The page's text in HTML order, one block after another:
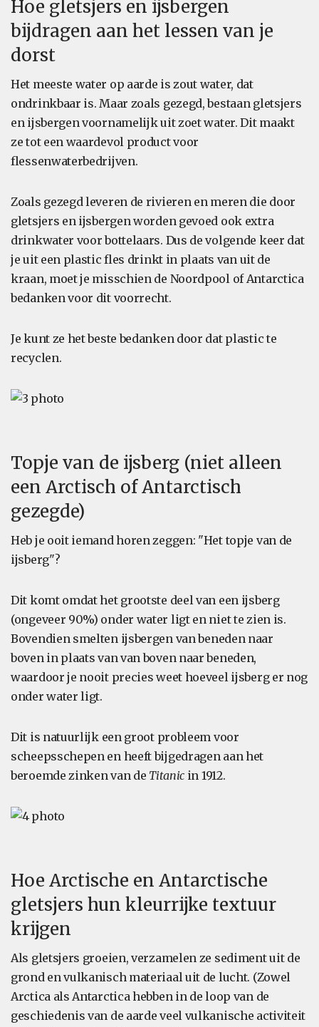
Hoe gletsjers en ijsbergen
bijdragen aan het lessen van je
dorst
Het meeste water op aarde is zout water, dat
ondrinkbaar is. Maar zoals gezegd, bestaan gletsjers
en ijsbergen voornamelijk uit zoet water. Dit maakt
ze tot een waardevol product voor
flessenwaterbedrijven.
Zoals gezegd leveren de rivieren en meren die door
gletsjers en ijsbergen worden gevoed ook extra
drinkwater voor bottelaars. Dus de volgende keer dat
je uit een plastic fles drinkt in plaats van uit de
kraan, moet je misschien de Noordpool of Antarctica
bedanken voor dit voorrecht.
Je kunt ze het beste bedanken door dat plastic te
recyclen.
Topje van de ijsberg (niet alleen
een Arctisch of Antarctisch
gezegde)
Heb je ooit iemand horen zeggen: "Het topje van de
ijsberg"?
Dit komt omdat het grootste deel van een ijsberg
(ongeveer 90%) onder water ligt en niet te zien is.
Bovendien smelten ijsbergen van beneden naar
boven in plaats van van boven naar beneden,
waardoor je nooit precies weet hoeveel ijsberg er nog
onder water ligt.
Dit is natuurlijk een groot probleem voor
scheepsschepen en heeft bijgedragen aan het
beroemde zinken van de Titanic in 1912.
Hoe Arctische en Antarctische
gletsjers hun kleurrijke textuur
krijgen
Als gletsjers groeien, verzamelen ze sediment uit de
grond en vulkanisch materiaal uit de lucht. (Zowel
Arctica als Antarctica hebben in de loop van de
geschiedenis van de aarde veel vulkanische activiteit